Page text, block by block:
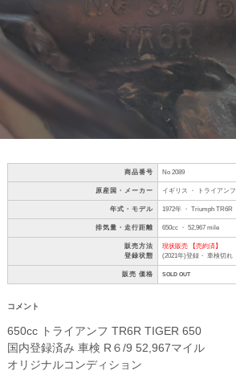
商品番号 No 2089
原産国・メーカー イギリス ・ トライアンフ
年式・モデル 1972年 ・ Triumph TR6R
排気量・走行距離 650cc ・ 52,967 mile
販売方法
登録状態
現状販売 【売約済】
(2021年)登録・ 車検切れ
販売 価格 SOLD OUT
コメント
650cc トライアンフ TR6R TIGER 650
国内登録済み 車検 R６/9 52,967マイル
オリジナルコンディション